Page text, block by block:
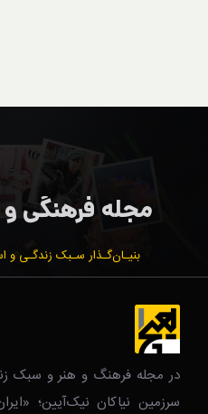
بنیـان‌گـذار سـبک زندگـی و
در مجله فرهنگ و هنر و سبک
سرزمین نیاکان نیک‌‌‌آیین؛